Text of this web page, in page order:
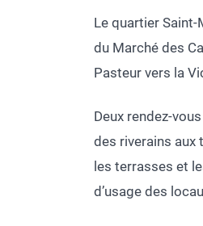
Le quartier
du Marché des
Pasteur vers la
Deux rendez-
des riverains aux
les terrasses et
d’usage des